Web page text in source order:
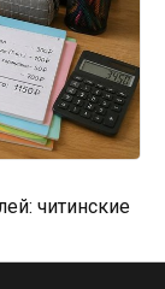
читинские